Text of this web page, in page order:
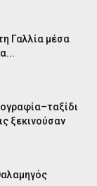
Γαλλία μέσα
ξεκινούσαν